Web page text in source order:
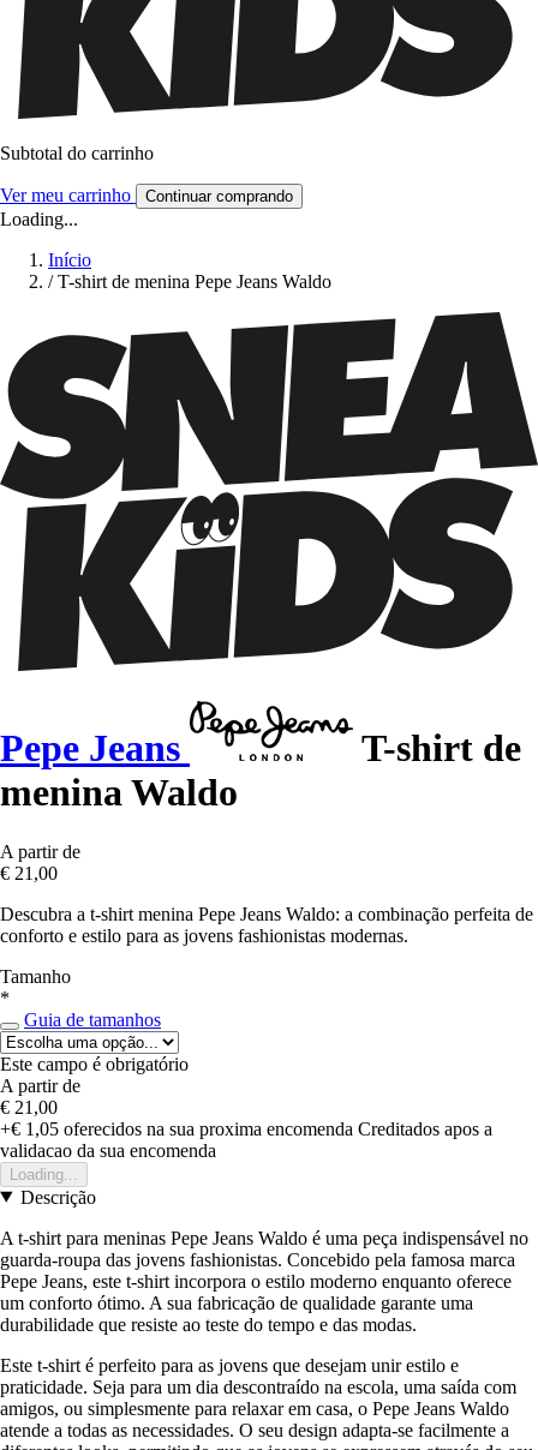
Subtotal do carrinho
Ver meu carrinho Continuar comprando
Loading...
Início
/ T-shirt de menina Pepe Jeans Waldo
Pepe Jeans
T-shirt de
menina Waldo
A partir de
€ 21,00
Descubra a t-shirt menina Pepe Jeans Waldo: a combinação perfeita de
conforto e estilo para as jovens fashionistas modernas.
Tamanho
*
Guia de tamanhos
Este campo é obrigatório
A partir de
€ 21,00
+€ 1,05 oferecidos na sua proxima encomenda Creditados apos a
validacao da sua encomenda
Loading...
Descrição
A t-shirt para meninas Pepe Jeans Waldo é uma peça indispensável no
guarda-roupa das jovens fashionistas. Concebido pela famosa marca
Pepe Jeans, este t-shirt incorpora o estilo moderno enquanto oferece
um conforto ótimo. A sua fabricação de qualidade garante uma
durabilidade que resiste ao teste do tempo e das modas.
Este t-shirt é perfeito para as jovens que desejam unir estilo e
praticidade. Seja para um dia descontraído na escola, uma saída com
amigos, ou simplesmente para relaxar em casa, o Pepe Jeans Waldo
atende a todas as necessidades. O seu design adapta-se facilmente a